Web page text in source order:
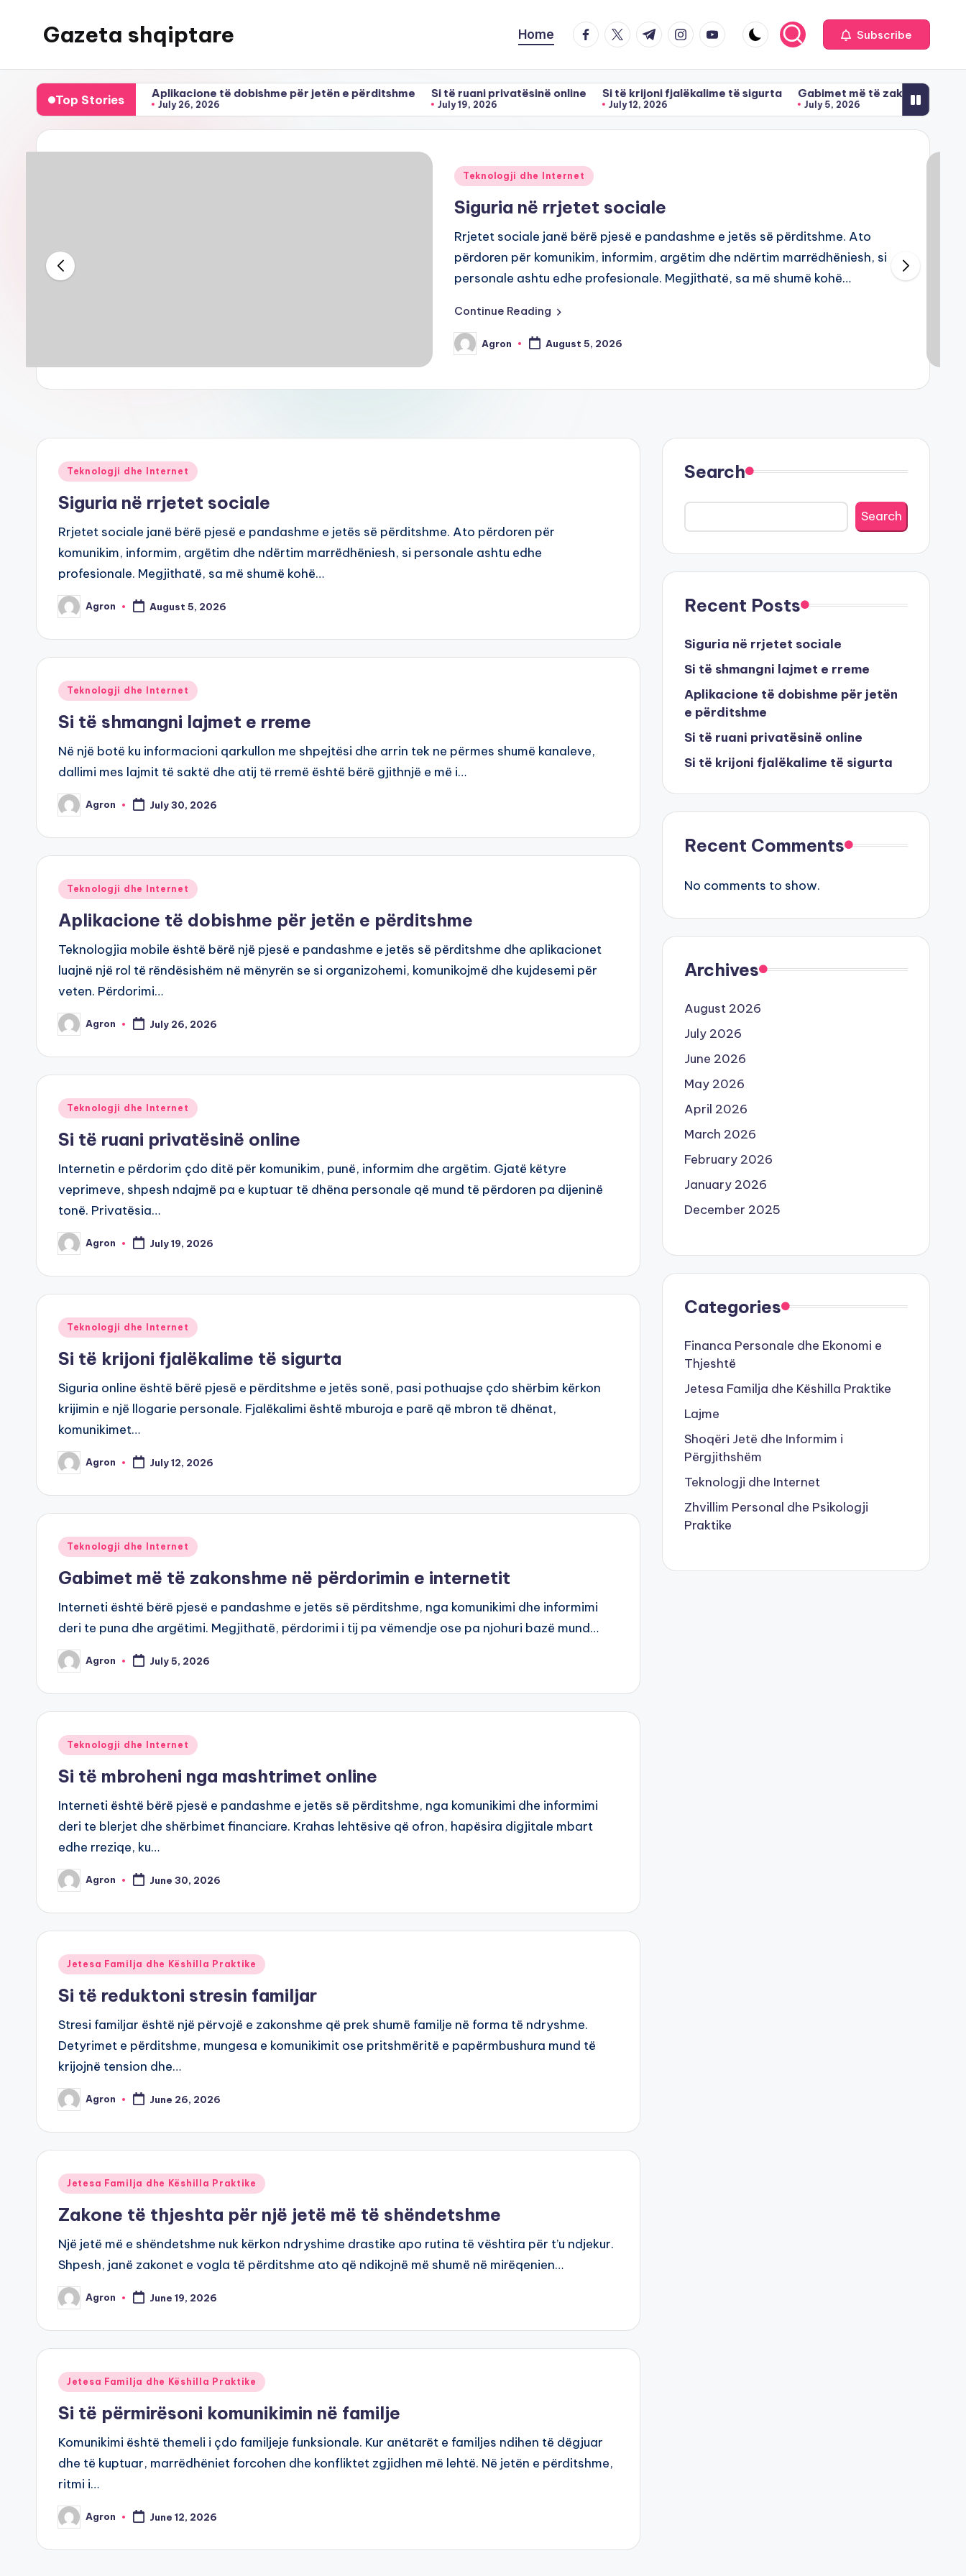
content
Gazeta shqiptare Home facebook.com
twitter.com
t.me instagram.com
youtube.com Subscribe
Top Stories
e rreme Aplikacione të dobishme për jetën e përditshme
July 26, 2026
Si të ruani privatësinë online
July 19, 2026
Si të krijoni fjalëkalime të sigurta
July 12, 2026
Gabimet më të zakonshme në
July 5, 2026
Posted
Teknologji dhe Internet
Siguria në rrjetet sociale
Rrjetet sociale janë bërë pjesë e pandashme e jetës së përditshme. Ato
përdoren për komunikim, informim, argëtim dhe ndërtim marrëdhëniesh, si
personale ashtu edhe profesionale. Megjithatë, sa më shumë kohë…
Continue Reading
Posted
by
Agron August 5, 2026
Posted
Teknologji dhe Internet
Siguria në rrjetet sociale
Rrjetet sociale janë bërë pjesë e pandashme e jetës së përditshme. Ato përdoren për
komunikim, informim, argëtim dhe ndërtim marrëdhëniesh, si personale ashtu edhe
profesionale. Megjithatë, sa më shumë kohë…
Posted
by
Agron August 5, 2026
Posted
Teknologji dhe Internet
Si të shmangni lajmet e rreme
Në një botë ku informacioni qarkullon me shpejtësi dhe arrin tek ne përmes shumë kanaleve,
dallimi mes lajmit të saktë dhe atij të rremë është bërë gjithnjë e më i…
Posted
by
Agron July 30, 2026
Posted
Teknologji dhe Internet
Aplikacione të dobishme për jetën e përditshme
Teknologjia mobile është bërë një pjesë e pandashme e jetës së përditshme dhe aplikacionet
luajnë një rol të rëndësishëm në mënyrën se si organizohemi, komunikojmë dhe kujdesemi për
veten. Përdorimi…
Posted
by
Agron July 26, 2026
Posted
Teknologji dhe Internet
Si të ruani privatësinë online
Internetin e përdorim çdo ditë për komunikim, punë, informim dhe argëtim. Gjatë këtyre
veprimeve, shpesh ndajmë pa e kuptuar të dhëna personale që mund të përdoren pa dijeninë
tonë. Privatësia…
Posted
by
Agron July 19, 2026
Posted
Teknologji dhe Internet
Si të krijoni fjalëkalime të sigurta
Siguria online është bërë pjesë e përditshme e jetës sonë, pasi pothuajse çdo shërbim kërkon
krijimin e një llogarie personale. Fjalëkalimi është mburoja e parë që mbron të dhënat,
komunikimet…
Posted
by
Agron July 12, 2026
Posted
Teknologji dhe Internet
Gabimet më të zakonshme në përdorimin e internetit
Interneti është bërë pjesë e pandashme e jetës së përditshme, nga komunikimi dhe informimi
deri te puna dhe argëtimi. Megjithatë, përdorimi i tij pa vëmendje ose pa njohuri bazë mund…
Posted
by
Agron July 5, 2026
Posted
Teknologji dhe Internet
Si të mbroheni nga mashtrimet online
Interneti është bërë pjesë e pandashme e jetës së përditshme, nga komunikimi dhe informimi
deri te blerjet dhe shërbimet financiare. Krahas lehtësive që ofron, hapësira digjitale mbart
edhe rreziqe, ku…
Posted
by
Agron June 30, 2026
Posted
Jetesa Familja dhe Këshilla Praktike
Si të reduktoni stresin familjar
Stresi familjar është një përvojë e zakonshme që prek shumë familje në forma të ndryshme.
Detyrimet e përditshme, mungesa e komunikimit ose pritshmëritë e papërmbushura mund të
krijojnë tension dhe…
Posted
by
Agron June 26, 2026
Posted
Jetesa Familja dhe Këshilla Praktike
Zakone të thjeshta për një jetë më të shëndetshme
Një jetë më e shëndetshme nuk kërkon ndryshime drastike apo rutina të vështira për t’u ndjekur.
Shpesh, janë zakonet e vogla të përditshme ato që ndikojnë më shumë në mirëqenien…
Posted
by
Agron June 19, 2026
Posted
Jetesa Familja dhe Këshilla Praktike
Si të përmirësoni komunikimin në familje
Komunikimi është themeli i çdo familjeje funksionale. Kur anëtarët e familjes ndihen të dëgjuar
dhe të kuptuar, marrëdhëniet forcohen dhe konfliktet zgjidhen më lehtë. Në jetën e përditshme,
ritmi i…
Posted
by
Agron June 12, 2026
Search
Search
Recent Posts
Siguria në rrjetet sociale
Si të shmangni lajmet e rreme
Aplikacione të dobishme për jetën
e përditshme
Si të ruani privatësinë online
Si të krijoni fjalëkalime të sigurta
Recent Comments
No comments to show.
Archives
August 2026
July 2026
June 2026
May 2026
April 2026
March 2026
February 2026
January 2026
December 2025
Categories
Financa Personale dhe Ekonomi e
Thjeshtë
Jetesa Familja dhe Këshilla Praktike
Lajme
Shoqëri Jetë dhe Informim i
Përgjithshëm
Teknologji dhe Internet
Zhvillim Personal dhe Psikologji
Praktike